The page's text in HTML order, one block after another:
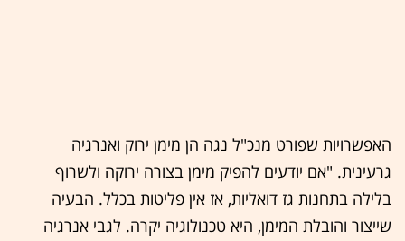
האפשרויות שפורט מנכ"ל נגה הן מימן ירוק ואנרגיה
גרעינית. "אם יודעים להפיק מימן בצורה ירוקה ולשרוף
בלילה בתחנות גז דואליות, אז אין פליטות בכלל. הבעיה
שייצור והובלת המימן, היא טכנולוגיה יקרה. לגבי אנרגיה